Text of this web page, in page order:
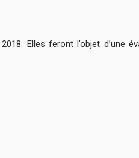
Elles feront l’objet d’une